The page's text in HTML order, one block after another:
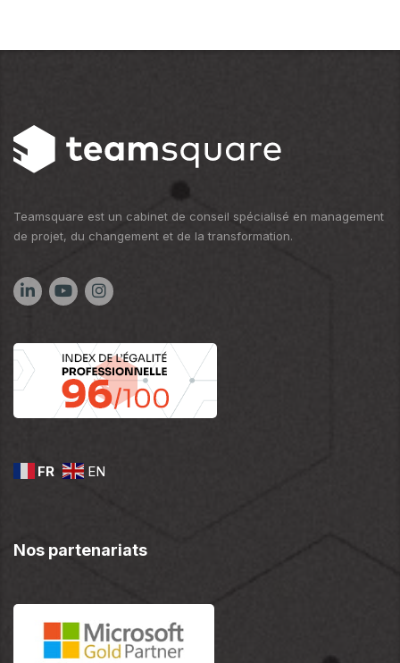
Teamsquare est un cabinet de conseil spécialisé en management
de projet, du changement et de la transformation.
FR EN
Nos partenariats